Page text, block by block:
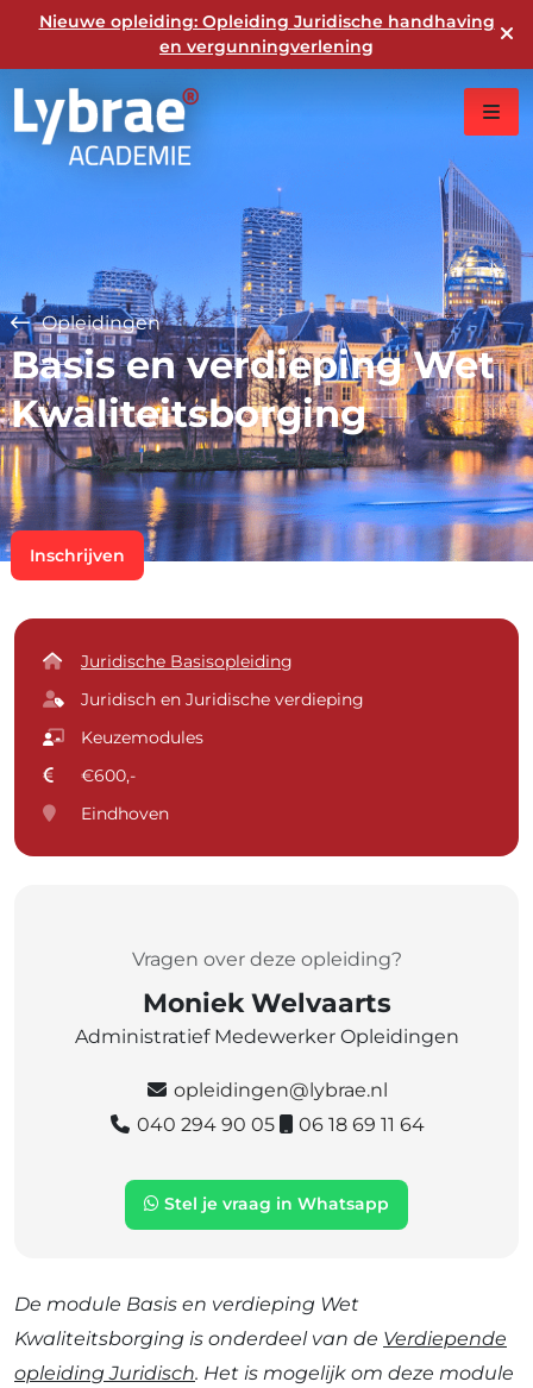
Nieuwe opleiding: Opleiding Juridische handhaving
en vergunningverlening
Opleidingen
Basis en verdieping Wet
Kwaliteitsborging
Inschrijven
De module Basis en verdieping Wet
Kwaliteitsborging is onderdeel van de Verdiepende
opleiding Juridisch. Het is mogelijk om deze module
Juridische Basisopleiding
Juridisch en Juridische verdieping
Keuzemodules
€600,-
Eindhoven
Vragen over deze opleiding?
Moniek Welvaarts
Administratief Medewerker Opleidingen
opleidingen@lybrae.nl
040 294 90 05
06 18 69 11 64
Stel je vraag in Whatsapp